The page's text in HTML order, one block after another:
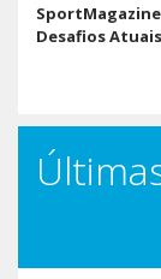
SportMagazine
Desafios